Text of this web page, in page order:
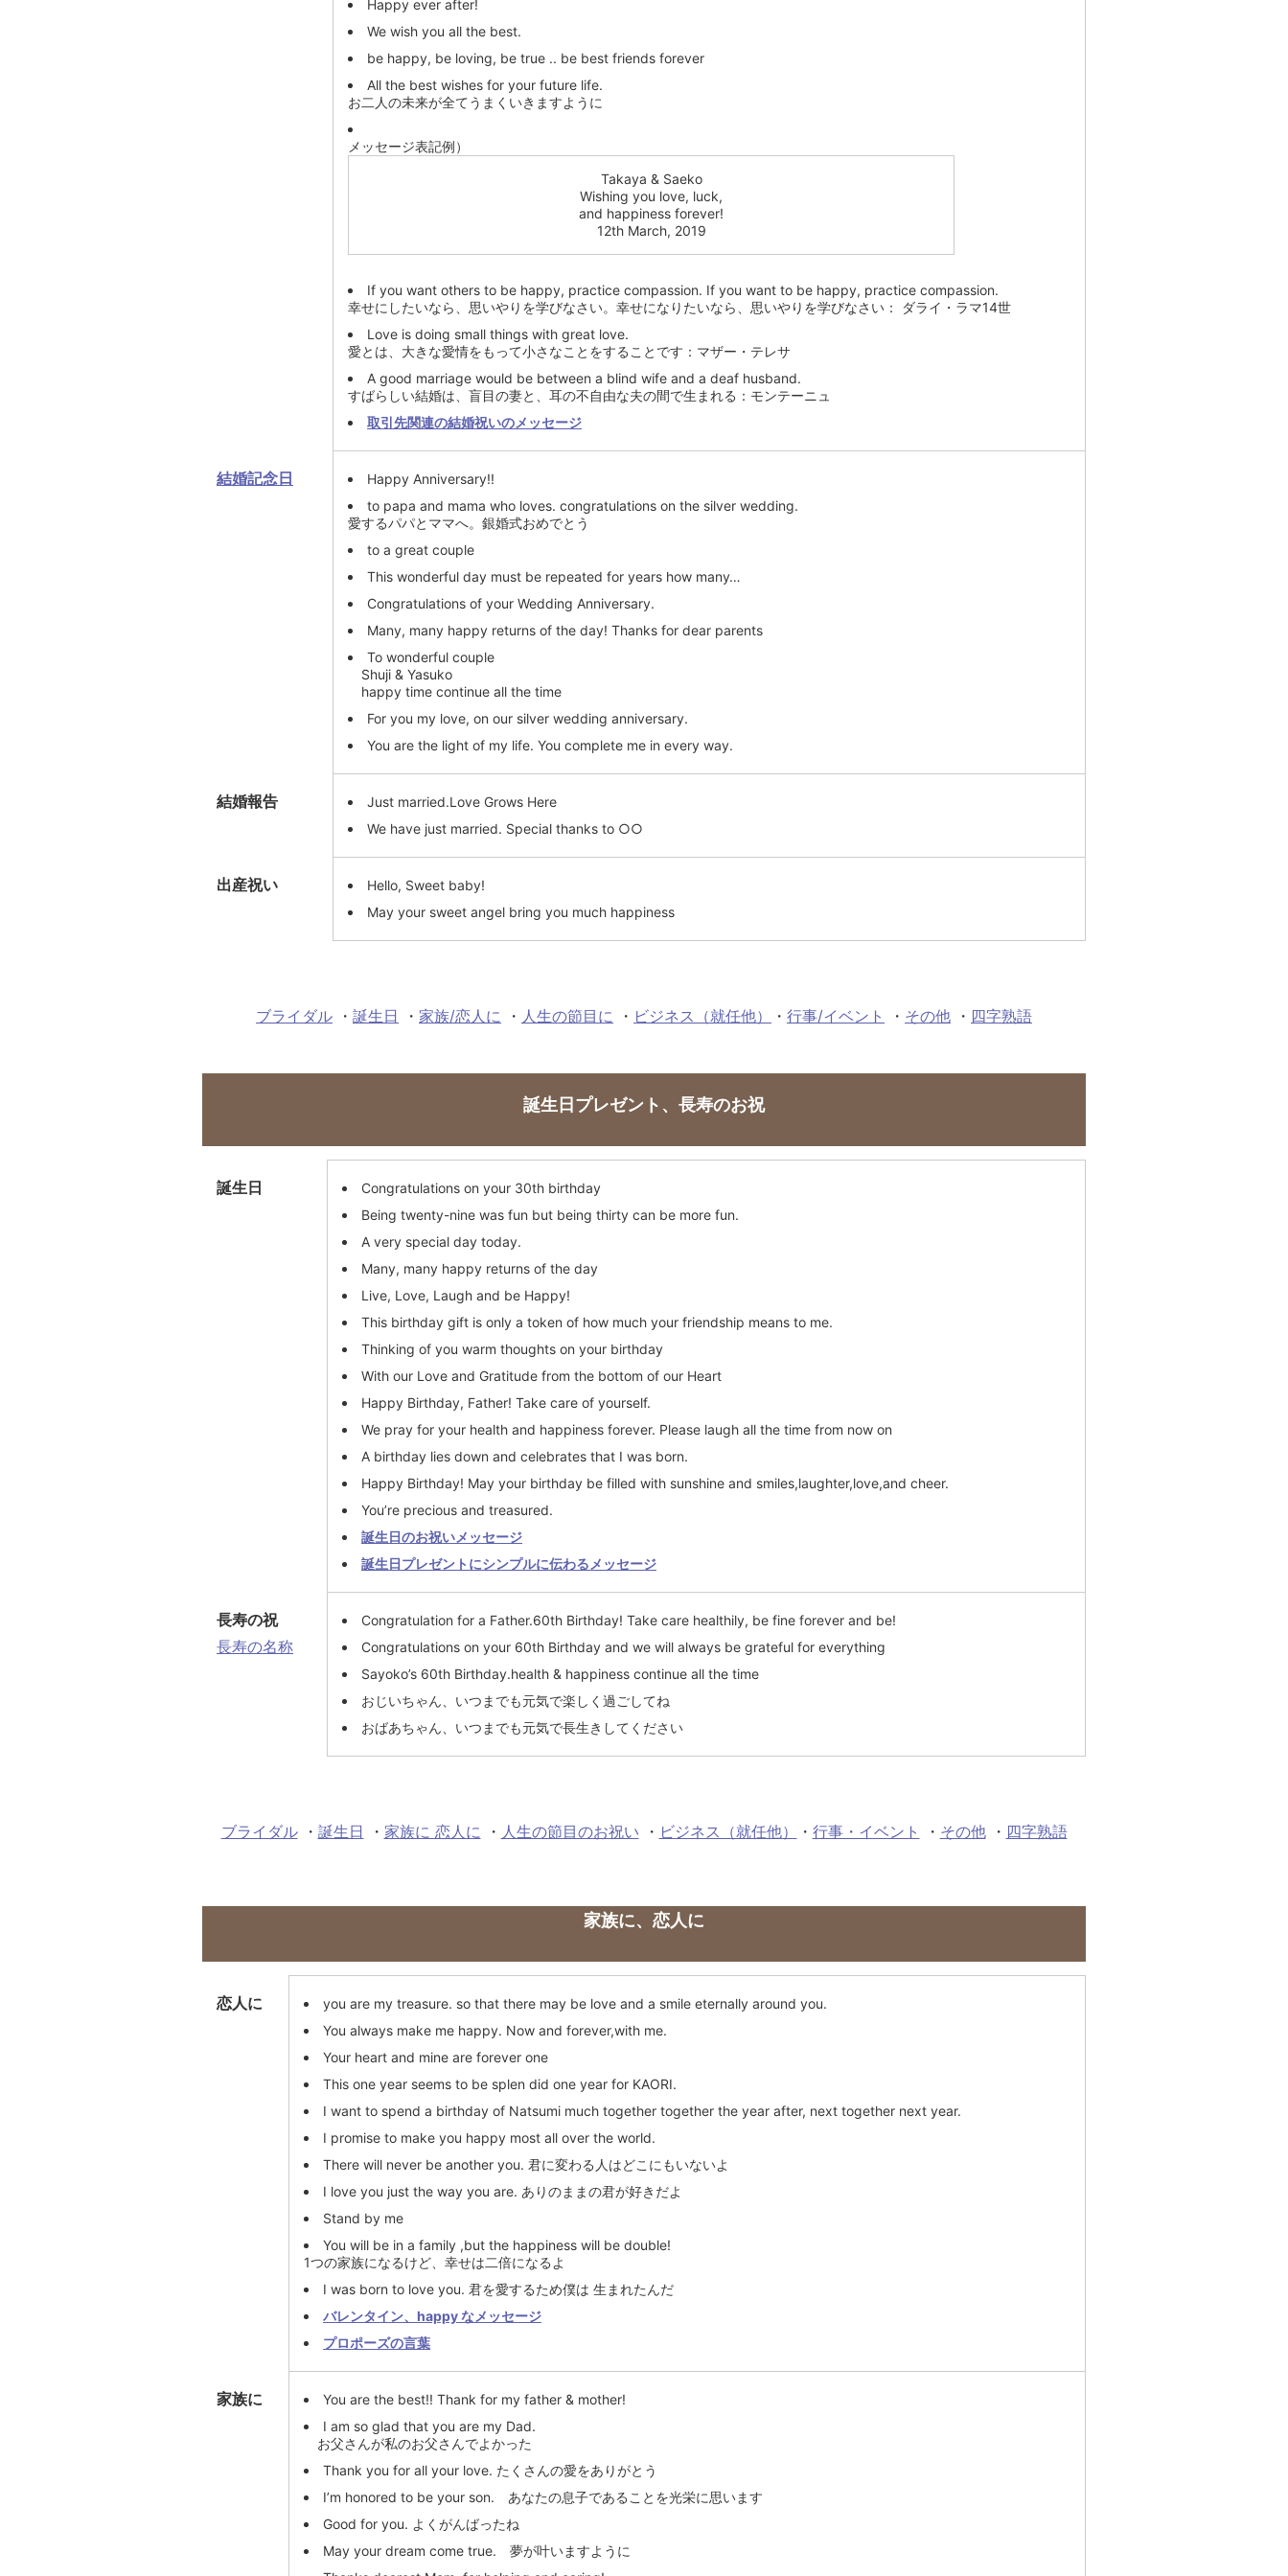
Happy ever after!
We wish you all the best.
be happy, be loving, be true .. be best friends forever
All the best wishes for your future life.
お二人の未来が全てうまくいきますように
メッセージ表記例）
Takaya & Saeko
Wishing you love, luck,
and happiness forever!
12th March, 2019
If you want others to be happy, practice compassion. If you want to be happy, practice compassion.
幸せにしたいなら、思いやりを学びなさい。幸せになりたいなら、思いやりを学びなさい： ダライ・ラマ14世
Love is doing small things with great love.
愛とは、大きな愛情をもって小さなことをすることです：マザー・テレサ
A good marriage would be between a blind wife and a deaf husband.
すばらしい結婚は、盲目の妻と、耳の不自由な夫の間で生まれる：モンテーニュ
取引先関連の結婚祝いのメッセージ
結婚記念日
Happy Anniversary!!
to papa and mama who loves. congratulations on the silver wedding.
愛するパパとママへ。銀婚式おめでとう
to a great couple
This wonderful day must be repeated for years how many…
Congratulations of your Wedding Anniversary.
Many, many happy returns of the day! Thanks for dear parents
To wonderful couple
Shuji & Yasuko
happy time continue all the time
For you my love, on our silver wedding anniversary.
You are the light of my life. You complete me in every way.
結婚報告
Just married.Love Grows Here
We have just married. Special thanks to ○○
出産祝い
Hello, Sweet baby!
May your sweet angel bring you much happiness
ブライダル ・ 誕生日 ・ 家族/恋人に ・ 人生の節目に ・ ビジネス（就任他） ・ 行事/イベント ・ その他 ・ 四字熟語
誕生日プレゼント、長寿のお祝
誕生日
Congratulations on your 30th birthday
Being twenty-nine was fun but being thirty can be more fun.
A very special day today.
Many, many happy returns of the day
Live, Love, Laugh and be Happy!
This birthday gift is only a token of how much your friendship means to me.
Thinking of you warm thoughts on your birthday
With our Love and Gratitude from the bottom of our Heart
Happy Birthday, Father! Take care of yourself.
We pray for your health and happiness forever. Please laugh all the time from now on
A birthday lies down and celebrates that I was born.
Happy Birthday! May your birthday be filled with sunshine and smiles,laughter,love,and cheer.
You’re precious and treasured.
誕生日のお祝いメッセージ
誕生日プレゼントにシンプルに伝わるメッセージ
長寿の祝
長寿の名称
Congratulation for a Father.60th Birthday! Take care healthily, be fine forever and be!
Congratulations on your 60th Birthday and we will always be grateful for everything
Sayoko’s 60th Birthday.health & happiness continue all the time
おじいちゃん、いつまでも元気で楽しく過ごしてね
おばあちゃん、いつまでも元気で長生きしてください
ブライダル・ 誕生日 ・ 家族に 恋人に ・ 人生の節目のお祝い ・ ビジネス（就任他） ・ 行事・イベント ・ その他・ 四字熟語
家族に、恋人に
恋人に
you are my treasure. so that there may be love and a smile eternally around you.
You always make me happy. Now and forever,with me.
Your heart and mine are forever one
This one year seems to be splen did one year for KAORI.
I want to spend a birthday of Natsumi much together together the year after, next together next year.
I promise to make you happy most all over the world.
There will never be another you. 君に変わる人はどこにもいないよ
I love you just the way you are. ありのままの君が好きだよ
Stand by me
You will be in a family ,but the happiness will be double!
1つの家族になるけど、幸せは二倍になるよ
I was born to love you. 君を愛するため僕は 生まれたんだ
バレンタイン、happy なメッセージ
プロポーズの言葉
家族に
You are the best!! Thank for my father & mother!
I am so glad that you are my Dad.
お父さんが私のお父さんでよかった
Thank you for all your love. たくさんの愛をありがとう
I’m honored to be your son. あなたの息子であることを光栄に思います
Good for you. よくがんばったね
May your dream come true. 夢が叶いますように